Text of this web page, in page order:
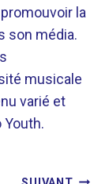
la
son média.
musicale
varié et
Youth.